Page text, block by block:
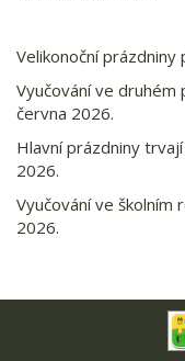
Velikonoční
Vyučování ve druhém
června 2026.
Hlavní prázdniny
2026.
Vyučování ve
2026.